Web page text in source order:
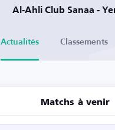
Al-Ahli Club Sanaa -
Actualités Classements
Matchs à venir